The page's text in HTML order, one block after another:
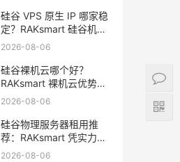
硅谷 VPS 原生 IP 哪家稳
定？RAKsmart 硅谷机房
深度评测
2026-08-06
硅谷裸机云哪个好？
RAKsmart 裸机云优势全
解析
2026-08-06
硅谷物理服务器租用推
荐：RAKsmart 凭实力成
为跨境业务首选
2026-08-06